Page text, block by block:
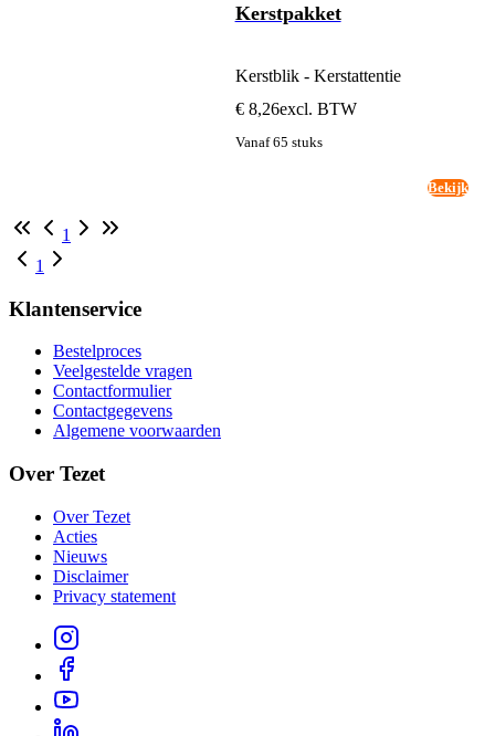
Kerstpakket
Kerstblik - Kerstattentie
€ 8,26excl. BTW
Vanaf 65 stuks
Bekijk
1
1
Klantenservice
Bestelproces
Veelgestelde vragen
Contactformulier
Contactgegevens
Algemene voorwaarden
Over Tezet
Over Tezet
Acties
Nieuws
Disclaimer
Privacy statement